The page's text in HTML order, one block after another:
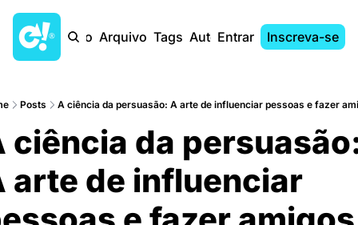
Início Arquivo Tags AutoresEntrar Inscreva-se
Posts A ciência da persuasão: A arte de influenciar pessoas e fazer
ciência da
arte de influenciar